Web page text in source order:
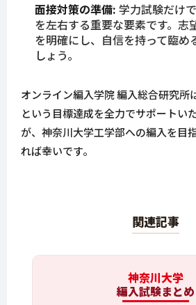
面接対策の準備: 学力試験だけ
を左右する重要な要素です。志
を明確にし、自信を持って臨め
しょう。
オンライン編入学院 編入総合研究所
という目標達成を全力でサポートい
が、神奈川大学工学部への編入を目
れば幸いです。
関連記事
神奈川大学
編入試験まとめ